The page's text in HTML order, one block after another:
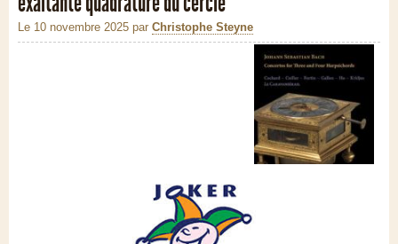
Le 10 novembre 2025 par Christophe Steyne